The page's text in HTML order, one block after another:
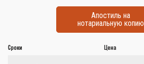
Апостиль на
нотариальную копию
Сроки Цена